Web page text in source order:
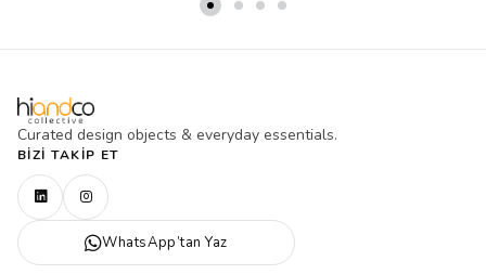
Curated design objects & everyday essentials.
BIZI TAKIP ET
WhatsApp’tan Yaz